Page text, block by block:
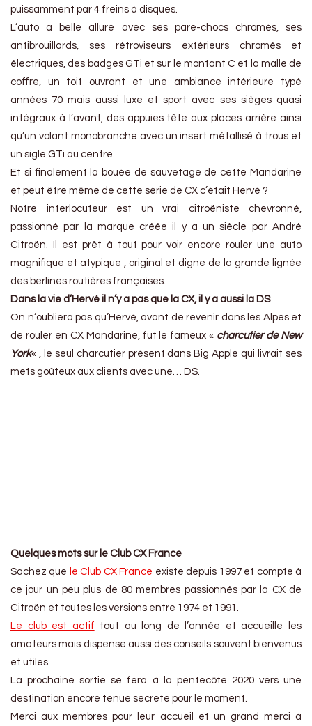
puissamment par 4 freins à disques.
L’auto a belle allure avec ses pare-chocs chromés, ses
antibrouillards, ses rétroviseurs extérieurs chromés et
électriques, des badges GTi et sur le montant C et la malle de
coffre, un toit ouvrant et une ambiance intérieure typé
années 70 mais aussi luxe et sport avec ses sièges quasi
intégraux à l’avant, des appuies tête aux places arrière ainsi
qu’un volant monobranche avec un insert métallisé à trous et
un sigle GTi au centre.
Et si finalement la bouée de sauvetage de cette Mandarine
et peut être même de cette série de CX c’était Hervé ?
Notre interlocuteur est un vrai citroëniste chevronné,
passionné par la marque créée il y a un siècle par André
Citroën. Il est prêt à tout pour voir encore rouler une auto
magnifique et atypique , original et digne de la grande lignée
des berlines routières françaises.
Dans la vie d’Hervé il n’y a pas que la CX, il y a aussi la DS
On n’oubliera pas qu’Hervé, avant de revenir dans les Alpes et
de rouler en CX Mandarine, fut le fameux « charcutier de New
York« , le seul charcutier présent dans Big Apple qui livrait ses
mets goûteux aux clients avec une… DS.
https://www.youtube.com/watch?v=tQYFlB6sMzQ
Quelques mots sur le Club CX France
Sachez que le Club CX France existe depuis 1997 et compte à
ce jour un peu plus de 80 membres passionnés par la CX de
Citroën et toutes les versions entre 1974 et 1991.
Le club est actif tout au long de l’année et accueille les
amateurs mais dispense aussi des conseils souvent bienvenus
et utiles.
La prochaine sortie se fera à la pentecôte 2020 vers une
destination encore tenue secrete pour le moment.
Merci aux membres pour leur accueil et un grand merci à